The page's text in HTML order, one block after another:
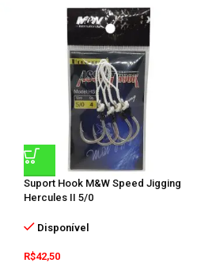
Suport Hook M&W Speed Jigging
Hercules II 5/0
Disponível
R$42,50